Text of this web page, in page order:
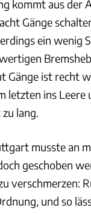
kommt aus der
Gänge
ein wenig
Gänge ist recht
letzten ins Leere
lang.
musste an
geschoben
verschmerzen:
und so